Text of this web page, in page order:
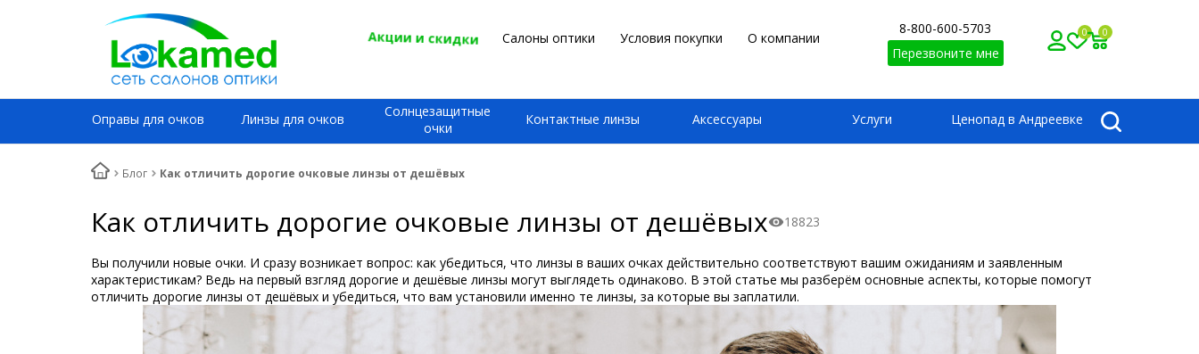
Акции и скидки Салоны оптики Условия покупки О компании
8-800-600-5703
Перезвоните мне
0 0
Оправы для очков Линзы для очков
Солнцезащитные
очки
Контактные линзы Аксессуары Услуги Ценопад в Андреевке
Блог Как отличить дорогие очковые линзы от дешёвых
Как отличить дорогие очковые линзы от дешёвых 18823
Вы получили новые очки. И сразу возникает вопрос: как убедиться, что линзы в ваших очках действительно соответствуют вашим ожиданиям и заявленным
характеристикам? Ведь на первый взгляд дорогие и дешёвые линзы могут выглядеть одинаково. В этой статье мы разберём основные аспекты, которые помогут
отличить дорогие линзы от дешёвых и убедиться, что вам установили именно те линзы, за которые вы заплатили.